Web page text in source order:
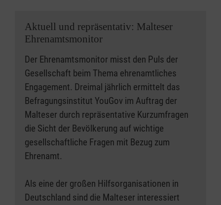
Aktuell und repräsentativ: Malteser
Ehrenamtsmonitor
Der Ehrenamtsmonitor misst den Puls der
Gesellschaft beim Thema ehrenamtliches
Engagement. Dreimal jährlich ermittelt das
Befragungsinstitut YouGov im Auftrag der
Malteser durch repräsentative Kurzumfragen
die Sicht der Bevölkerung auf wichtige
gesellschaftliche Fragen mit Bezug zum
Ehrenamt.
Als eine der großen Hilfsorganisationen in
Deutschland sind die Malteser interessiert